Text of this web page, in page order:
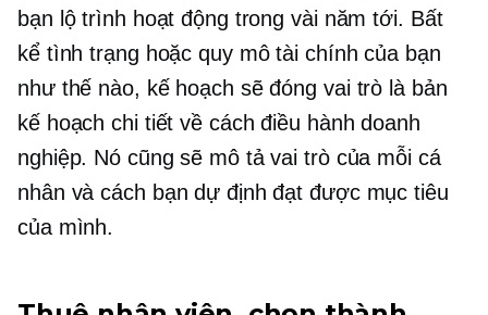
bạn lộ trình hoạt động trong vài năm tới. Bất
kể tình trạng hoặc quy mô tài chính của bạn
như thế nào, kế hoạch sẽ đóng vai trò là bản
kế hoạch chi tiết về cách điều hành doanh
nghiệp. Nó cũng sẽ mô tả vai trò của mỗi cá
nhân và cách bạn dự định đạt được mục tiêu
của mình.